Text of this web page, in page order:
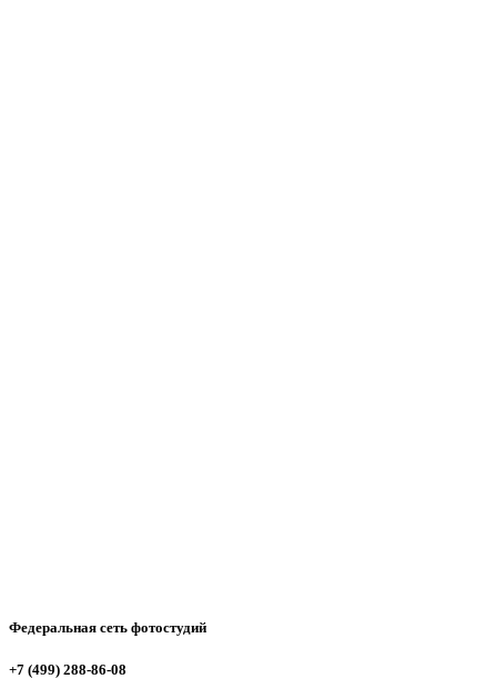
Федеральная сеть фотостудий
+7 (499) 288-86-08